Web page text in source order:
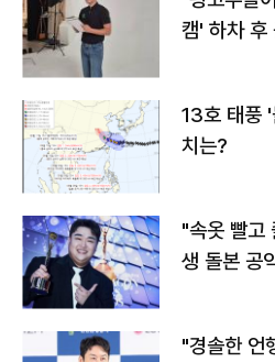
캠' 하차 후
13호 태풍 '
치는?
"속옷 빨고
생 돌본 공
"경솔한 언